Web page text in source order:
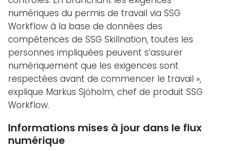
numériques du permis de travail via SSG
Workflow à la base de données des
compétences de SSG Skillnation, toutes les
personnes impliquées peuvent s’assurer
numériquement que les exigences sont
respectées avant de commencer le travail »,
explique Markus Sjöholm, chef de produit SSG
Workflow.
Informations mises à jour dans le flux
numérique